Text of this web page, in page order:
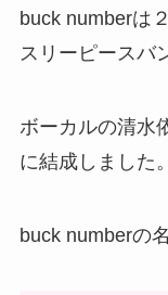
buck numberは
スリーピースバ
ボーカルの清水
に結成しました。
buck numberの